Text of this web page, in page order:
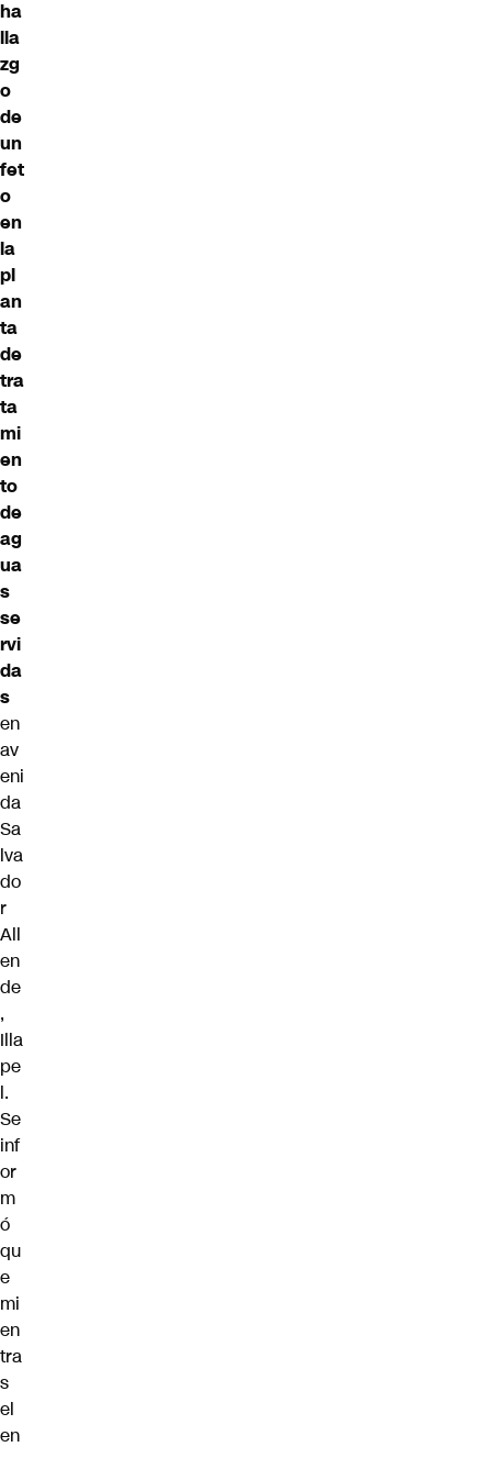
ha
lla
zg
o
de
un
fet
o
en
la
pl
an
ta
de
tra
ta
mi
en
to
de
ag
ua
s
se
rvi
da
s
en
av
eni
da
Sa
lva
do
r
All
en
de
,
Illa
pe
l.
Se
inf
or
m
ó
qu
e
mi
en
tra
s
el
en